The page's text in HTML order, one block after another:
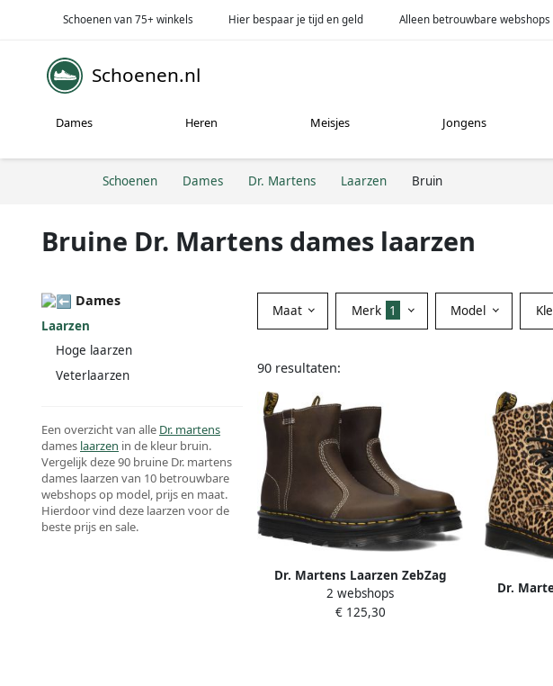
Schoenen van 75+ winkels Hier bespaar je tijd en geld Alleen betrouwbare webshops
Schoenen.nl
Dames Heren Meisjes Jongens
Schoenen Dames Dr. Martens Laarzen Bruin
Bruine Dr. Martens dames laarzen
Dames
Laarzen
Hoge laarzen
Veterlaarzen
Een overzicht van alle Dr. martens
dames laarzen in de kleur bruin.
Vergelijk deze 90 bruine Dr. martens
dames laarzen van 10 betrouwbare
webshops op model, prijs en maat.
Hierdoor vind deze laarzen voor de
beste prijs en sale.
Maat Merk 1 Model
90 resultaten:
Dr. Martens Laarzen ZebZag
Rigger Boot Dark Brown
Wyoming
2 webshops
€ 125,30
Dr.